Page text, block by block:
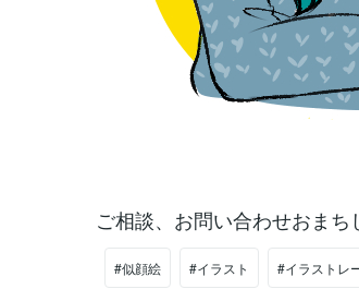
ご相談、お問い合わせおまち
#似顔絵 #イラスト #イラストレ